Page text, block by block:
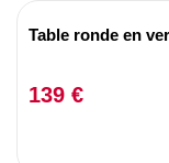
Table ronde en
139 €